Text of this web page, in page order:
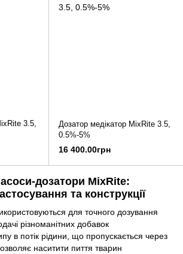
3.5,
Дозатор медікатор MixRite 3.5,
0.5%-5%
16 400.00грн
дозатори MixRite:
та конструкції
для точного дозування
різноманітних добавок
в потік рідини, що пропускається через
наситити пиття тварин